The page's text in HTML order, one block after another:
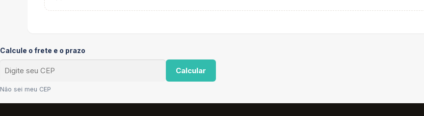
Calcule o frete e o prazo
Calcular
Não sei meu CEP